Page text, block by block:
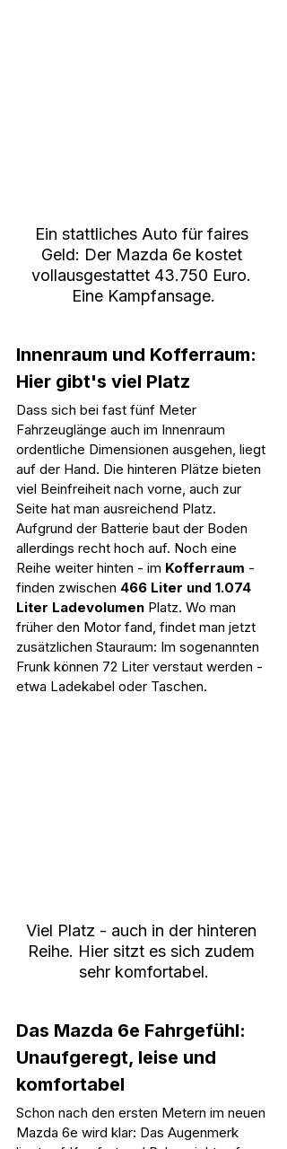
Ein stattliches Auto für faires
Geld: Der Mazda 6e kostet
vollausgestattet 43.750 Euro.
Eine Kampfansage.
Innenraum und Kofferraum:
Hier gibt's viel Platz
Dass sich bei fast fünf Meter
Fahrzeuglänge auch im Innenraum
ordentliche Dimensionen ausgehen, liegt
auf der Hand. Die hinteren Plätze bieten
viel Beinfreiheit nach vorne, auch zur
Seite hat man ausreichend Platz.
Aufgrund der Batterie baut der Boden
allerdings recht hoch auf. Noch eine
Reihe weiter hinten - im Kofferraum -
finden zwischen 466 Liter und 1.074
Liter Ladevolumen Platz. Wo man
früher den Motor fand, findet man jetzt
zusätzlichen Stauraum: Im sogenannten
Frunk können 72 Liter verstaut werden -
etwa Ladekabel oder Taschen.
Viel Platz - auch in der hinteren
Reihe. Hier sitzt es sich zudem
sehr komfortabel.
Das Mazda 6e Fahrgefühl:
Unaufgeregt, leise und
komfortabel
Schon nach den ersten Metern im neuen
Mazda 6e wird klar: Das Augenmerk